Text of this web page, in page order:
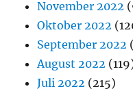
November 2022
Oktober 2022
September 2022
August 2022
Juli 2022 (215)